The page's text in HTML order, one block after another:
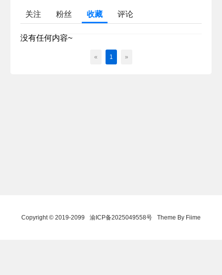
关注 粉丝 收藏 评论
没有任何内容~
« 1 »
Copyright © 2019-2099 渝ICP备2025049558号 Theme By Fiime